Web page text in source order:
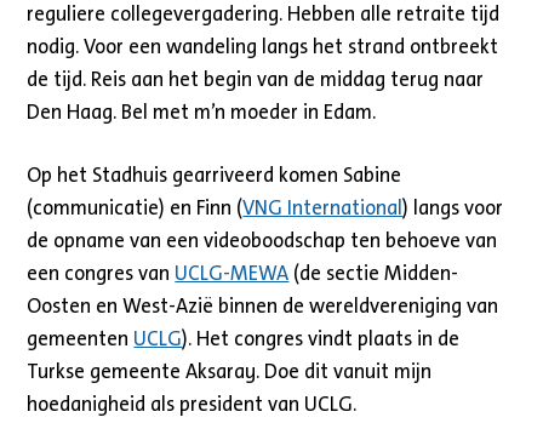
reguliere collegevergadering. Hebben alle retraite tijd
nodig. Voor een wandeling langs het strand ontbreekt
de tijd. Reis aan het begin van de middag terug naar
Den Haag. Bel met m’n moeder in Edam.
Op het Stadhuis gearriveerd komen Sabine
(communicatie) en Finn (VNG International) langs voor
de opname van een videoboodschap ten behoeve van
een congres van UCLG-MEWA (de sectie Midden-
Oosten en West-Azië binnen de wereldvereniging van
gemeenten UCLG). Het congres vindt plaats in de
Turkse gemeente Aksaray. Doe dit vanuit mijn
hoedanigheid als president van UCLG.